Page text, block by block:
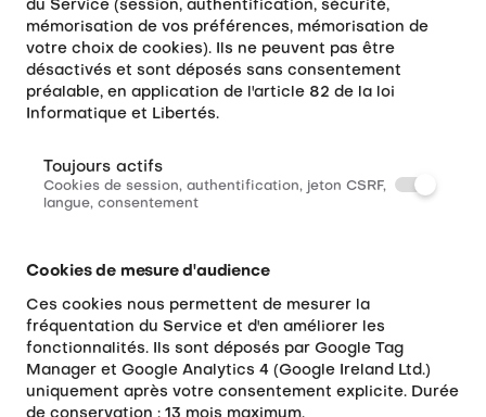
du Service (session, authentification, sécurité,
mémorisation de vos préférences, mémorisation de
votre choix de cookies). Ils ne peuvent pas être
désactivés et sont déposés sans consentement
préalable, en application de l'article 82 de la loi
Informatique et Libertés.
Toujours actifs
Cookies de session, authentification, jeton CSRF,
langue, consentement
Cookies de mesure d'audience
Ces cookies nous permettent de mesurer la
fréquentation du Service et d'en améliorer les
fonctionnalités. Ils sont déposés par Google Tag
Manager et Google Analytics 4 (Google Ireland Ltd.)
uniquement après votre consentement explicite. Durée